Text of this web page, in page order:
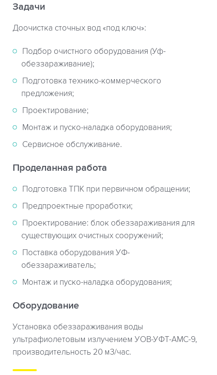
Задачи
Доочистка сточных вод «под ключ»:
Подбор очистного оборудования (Уф-
обеззараживание);
Подготовка технико-коммерческого
предложения;
Проектирование;
Монтаж и пуско-наладка оборудования;
Сервисное обслуживание.
Проделанная работа
Подготовка ТПК при первичном обращении;
Предпроектные проработки;
Проектирование: блок обеззараживания для
существующих очистных сооружений;
Поставка оборудования УФ-
обеззараживатель;
Монтаж и пуско-наладка оборудования;
Оборудование
Установка обеззараживания воды
ультрафиолетовым излучением УОВ-УФТ-АМС-9,
производительность 20 м3/час.